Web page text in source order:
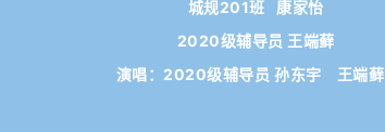
城规201班 康家怡
2020级辅导员 王端藓
演唱：2020级辅导员 孙东宇 王端藓